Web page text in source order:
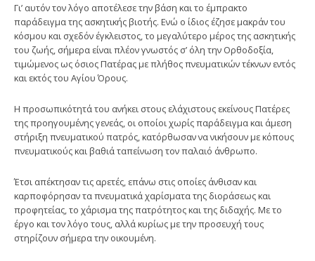
Γι’ αυτόν τον λόγο αποτέλεσε την βάση και το έμπρακτο
παράδειγμα της ασκητικής βιοτής. Ενώ ο ίδιος έζησε μακράν του
κόσμου και σχεδόν έγκλειστος, το μεγαλύτερο μέρος της ασκητικής
του ζωής, σήμερα είναι πλέον γνωστός σ’ όλη την Ορθοδοξία,
τιμώμενος ως όσιος Πατέρας με πλήθος πνευματικών τέκνων εντός
και εκτός του Αγίου Όρους.
Η προσωπικότητά του ανήκει στους ελάχιστους εκείνους Πατέρες
της προηγουμένης γενεάς, οι οποίοι χωρίς παράδειγμα και άμεση
στήριξη πνευματικού πατρός, κατόρθωσαν να νικήσουν με κόπους
πνευματικούς και βαθιά ταπείνωση τον παλαιό άνθρωπο.
Έτσι απέκτησαν τις αρετές, επάνω στις οποίες άνθισαν και
καρποφόρησαν τα πνευματικά χαρίσματα της διοράσεως και
προφητείας, το χάρισμα της πατρότητος και της διδαχής. Με το
έργο και τον λόγο τους, αλλά κυρίως με την προσευχή τους
στηρίζουν σήμερα την οικουμένη.